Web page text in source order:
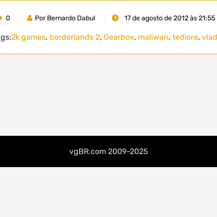
0 Por Bernardo Dabul 17 de agosto de 2012 às 21:55
2k games, borderlands 2, Gearbox, maliwan, tediore,
vgBR.com 2009-2025